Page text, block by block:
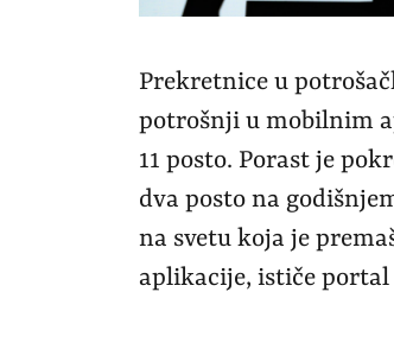
Prekretnice u
potrošnji u mobilnim
11 posto. Porast je
dva posto na
na svetu koja je
aplikacije, ističe portal